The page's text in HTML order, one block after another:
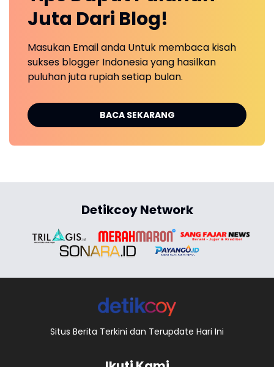
Juta Dari Blog!
Masukan Email anda Untuk membaca kisah
sukses blogger Indonesia yang hasilkan
puluhan juta rupiah setiap bulan.
BACA SEKARANG
Detikcoy Network
Situs Berita Terkini dan Terupdate Hari Ini